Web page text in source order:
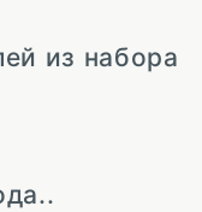
из набора